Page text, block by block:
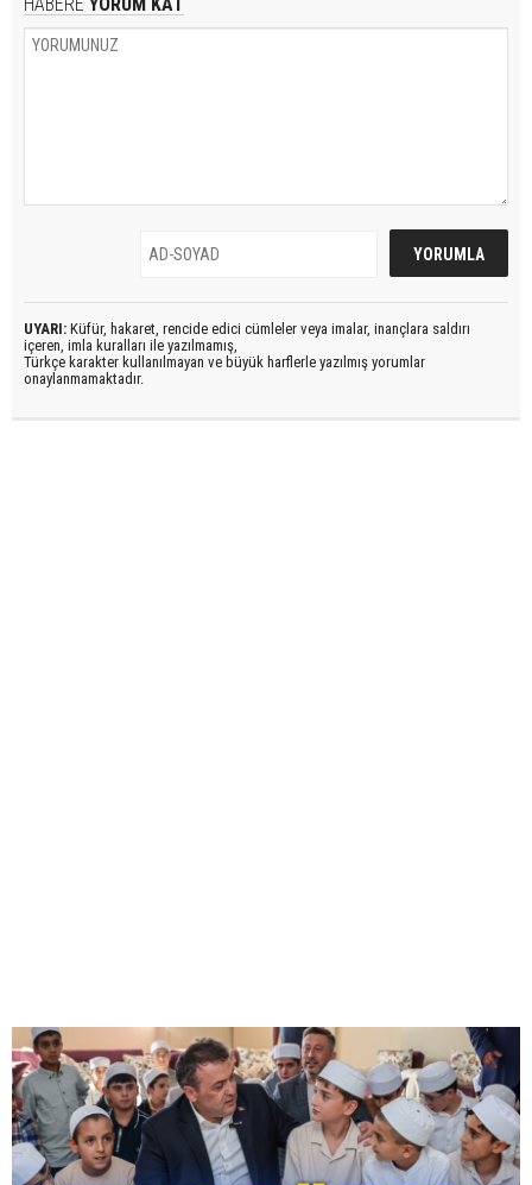
UYARI: Küfür, hakaret, rencide edici cümleler veya imalar, inançlara saldırı
içeren, imla kuralları ile yazılmamış,
Türkçe karakter kullanılmayan ve büyük harflerle yazılmış yorumlar
onaylanmamaktadır.